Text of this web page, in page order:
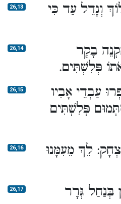
26,13
וְגָדֵל עַד כִּי
26,14
בָקָר
פְּלִשְׁתִּים.
26,15
עַבְדֵי אָבִיו
פְּלִשְׁתִּים
26,16
לֵךְ מֵעִמָּנוּ
26,17
בְּנַחַל גְּרָר